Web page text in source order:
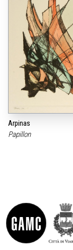
Arpinas
Papillon